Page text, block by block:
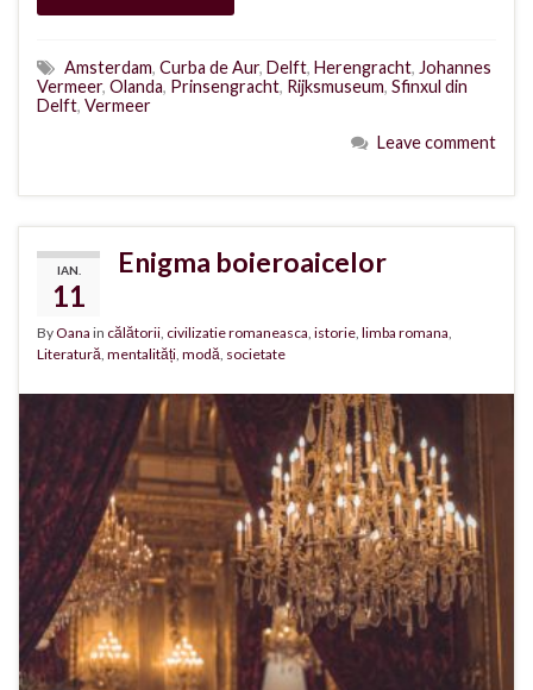
Amsterdam, Curba de Aur, Delft, Herengracht, Johannes
Vermeer, Olanda, Prinsengracht, Rijksmuseum, Sfinxul din
Delft, Vermeer
Leave comment
IAN.
11
Enigma boieroaicelor
ByOana in călătorii, civilizatie romaneasca, istorie, limba romana,
Literatură, mentalități, modă, societate